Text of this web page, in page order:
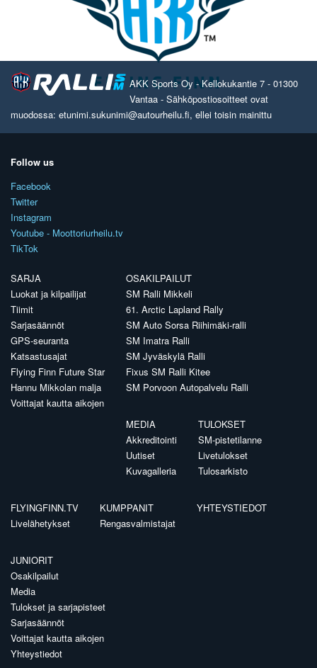
AKK Sports Oy - Kellokukantie 7 - 01300
Vantaa - Sähköpostiosoitteet ovat
muodossa: etunimi.sukunimi@autourheilu.fi, ellei toisin mainittu
Follow us
Facebook
Twitter
Instagram
Youtube - Moottoriurheilu.tv
TikTok
SARJA
Luokat ja kilpailijat
Tiimit
Sarjasäännöt
GPS-seuranta
Katsastusajat
Flying Finn Future Star
Hannu Mikkolan malja
Voittajat kautta aikojen
OSAKILPAILUT
SM Ralli Mikkeli
61. Arctic Lapland Rally
SM Auto Sorsa Riihimäki-ralli
SM Imatra Ralli
SM Jyväskylä Ralli
Fixus SM Ralli Kitee
SM Porvoon Autopalvelu Ralli
MEDIA
Akkreditointi
Uutiset
Kuvagalleria
TULOKSET
SM-pistetilanne
Livetulokset
Tulosarkisto
FLYINGFINN.TV
Livelähetykset
KUMPPANIT
Rengasvalmistajat
YHTEYSTIEDOT
JUNIORIT
Osakilpailut
Media
Tulokset ja sarjapisteet
Sarjasäännöt
Voittajat kautta aikojen
Yhteystiedot